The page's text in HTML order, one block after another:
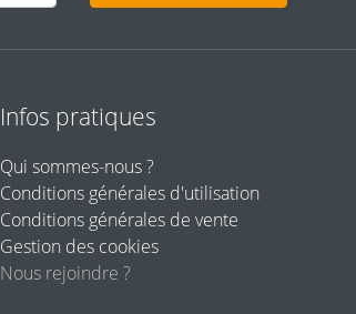
Infos pratiques
Qui sommes-nous ?
Conditions générales d'utilisation
Conditions générales de vente
Gestion des cookies
Nous rejoindre ?